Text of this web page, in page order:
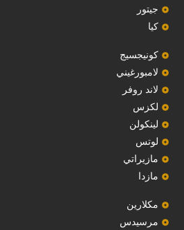
‏جيتور‏
كيا
‏كونيجسيج‏
لامبورغيني
لاند روفر
لكزس
لينكولن
‏لوتس‏
مازيراتي
مازدا
مكلارين
مرسيدس